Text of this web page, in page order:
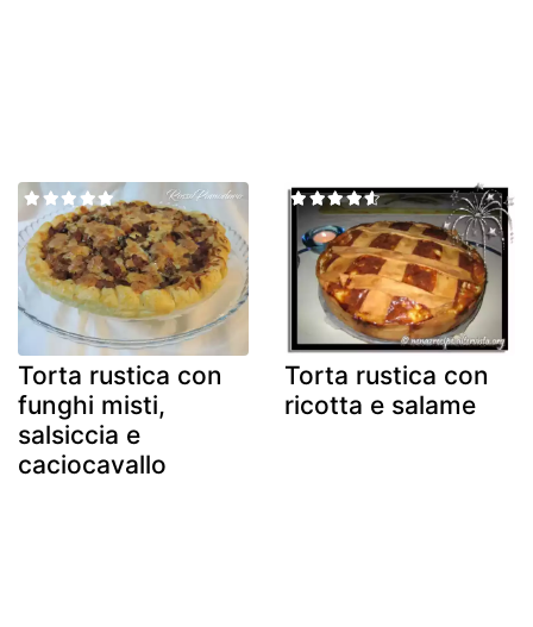
Torta rustica con
funghi misti,
salsiccia e
caciocavallo
Torta rustica con
ricotta e salame